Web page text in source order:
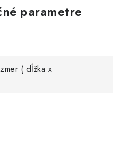
parametre
( dĺžka x